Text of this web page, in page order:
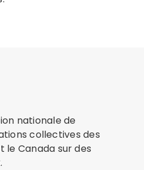
nationale de
collectives des
le Canada sur des